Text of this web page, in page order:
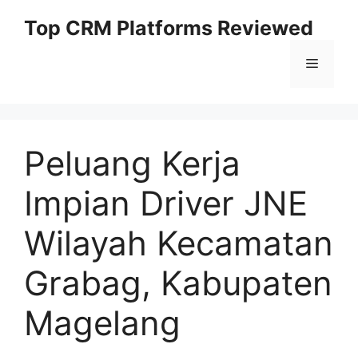
Top CRM Platforms Reviewed
Menu
Peluang Kerja
Impian Driver JNE
Wilayah Kecamatan
Grabag, Kabupaten
Magelang